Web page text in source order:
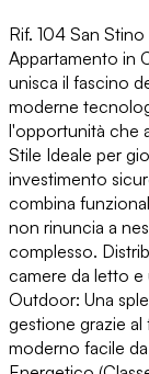
Rif. 104 San
Appartamento in
unisca il fascino
moderne
l'opportunità che
Stile Ideale per
investimento
combina
non rinuncia a
complesso.
camere da letto
Outdoor: Una
gestione grazie
moderno facile